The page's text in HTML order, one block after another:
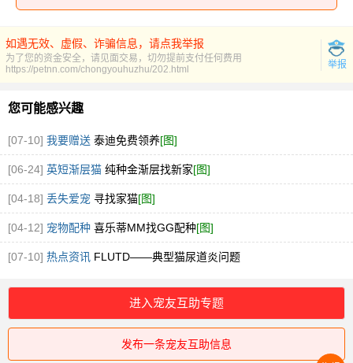
如遇无效、虚假、诈骗信息，请点我举报
为了您的资金安全，请见面交易，切勿提前支付任何费用
举报
https://petnn.com/chongyouhuzhu/202.html
您可能感兴趣
[07-10] 我要赠送 泰迪免费领养[图]
[06-24] 英短渐层猫 纯种金渐层找新家[图]
[04-18] 丢失爱宠 寻找家猫[图]
[04-12] 宠物配种 喜乐蒂MM找GG配种[图]
[07-10] 热点资讯 FLUTD——典型猫尿道炎问题
进入宠友互助专题
发布一条宠友互助信息